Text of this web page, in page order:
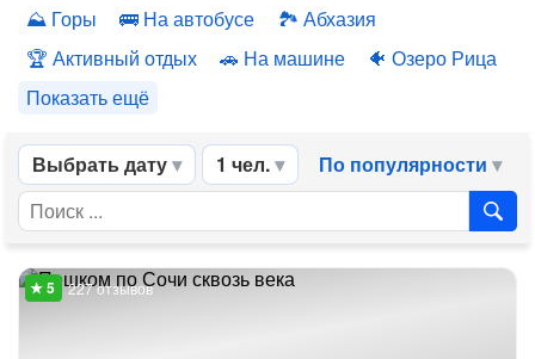
Горы
На автобусе
Абхазия
Активный отдых
На машине
Озеро Рица
Показать ещё
Выбрать дату 1 чел. По популярности
227 отзывов